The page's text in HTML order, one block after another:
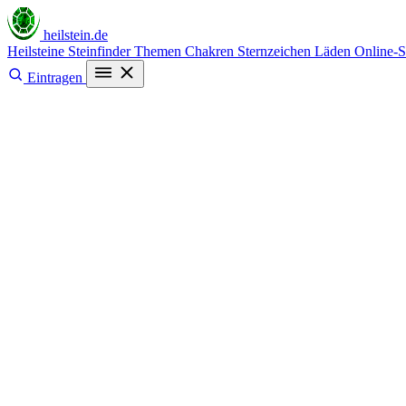
heilstein.de
Heilsteine SteinfinderThemen Chakren Sternzeichen Läden Online-
Eintragen